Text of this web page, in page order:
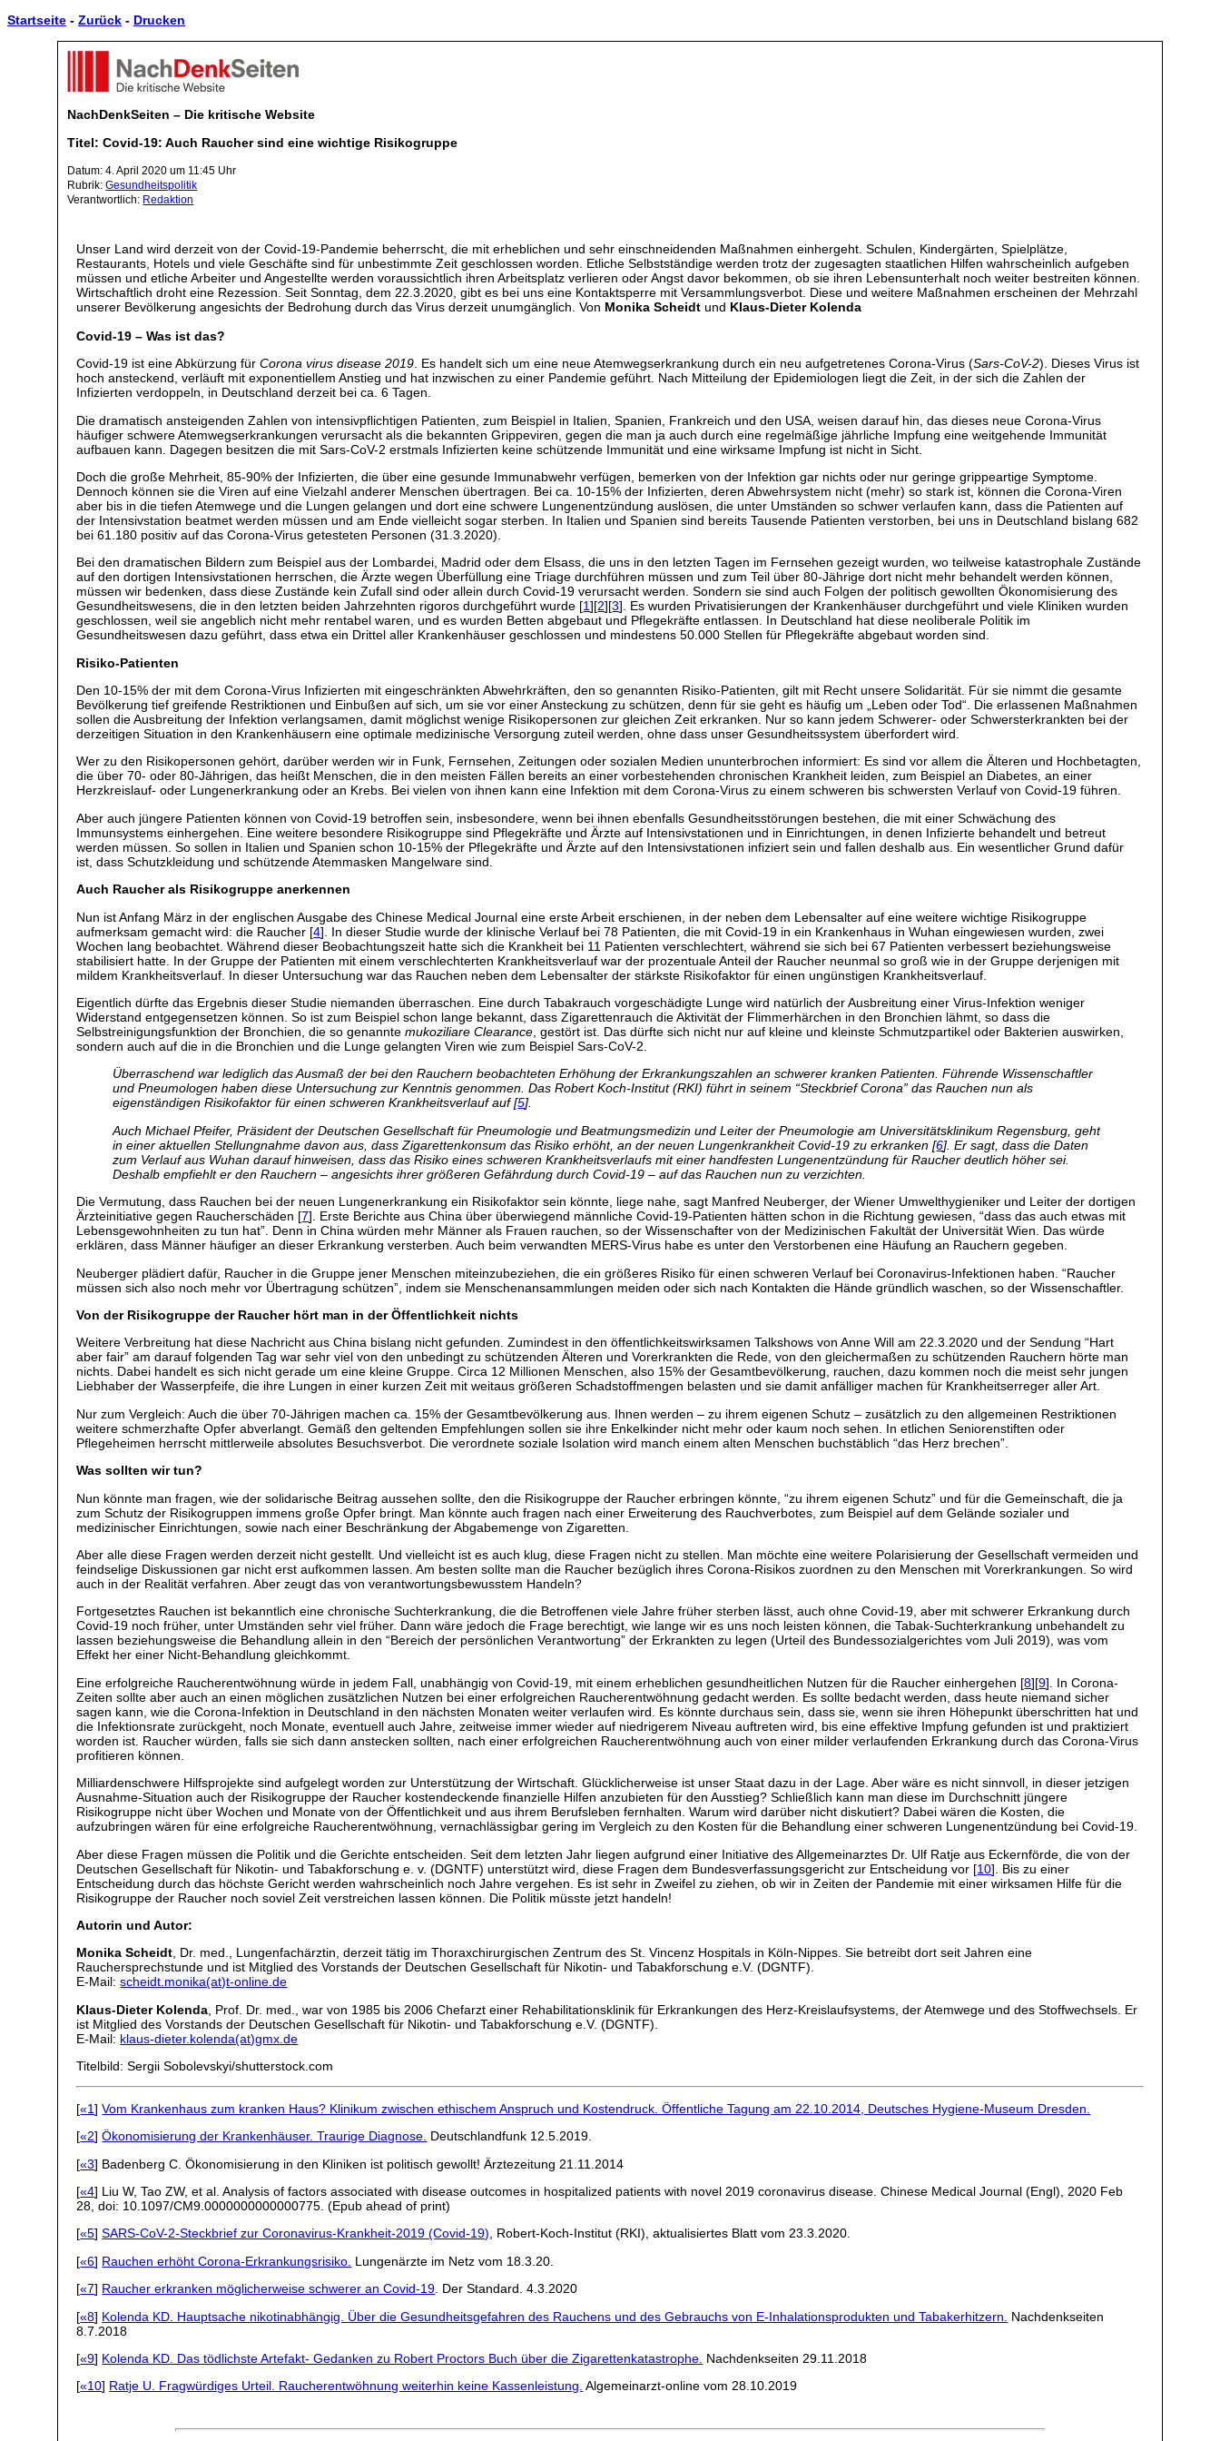
Startseite - Zurück - Drucken
NachDenkSeiten – Die kritische Website
Titel: Covid-19: Auch Raucher sind eine wichtige Risikogruppe
Datum: 4. April 2020 um 11:45 Uhr
Rubrik:Gesundheitspolitik
Verantwortlich: Redaktion
Unser Land wird derzeit von der Covid-19-Pandemie beherrscht, die mit erheblichen und sehr einschneidenden Maßnahmen einhergeht. Schulen, Kindergärten, Spielplätze,
Restaurants, Hotels und viele Geschäfte sind für unbestimmte Zeit geschlossen worden. Etliche Selbstständige werden trotz der zugesagten staatlichen Hilfen wahrscheinlich aufgeben
müssen und etliche Arbeiter und Angestellte werden voraussichtlich ihren Arbeitsplatz verlieren oder Angst davor bekommen, ob sie ihren Lebensunterhalt noch weiter bestreiten können.
Wirtschaftlich droht eine Rezession. Seit Sonntag, dem 22.3.2020, gibt es bei uns eine Kontaktsperre mit Versammlungsverbot. Diese und weitere Maßnahmen erscheinen der Mehrzahl
unserer Bevölkerung angesichts der Bedrohung durch das Virus derzeit unumgänglich. Von Monika Scheidt und Klaus-Dieter Kolenda
Covid-19 – Was ist das?
Covid-19 ist eine Abkürzung fürCorona virus disease 2019 . Es handelt sich um eine neue Atemwegserkrankung durch ein neu aufgetretenes Corona-Virus (Sars-CoV-2). Dieses Virus ist
hoch ansteckend, verläuft mit exponentiellem Anstieg und hat inzwischen zu einer Pandemie geführt. Nach Mitteilung der Epidemiologen liegt die Zeit, in der sich die Zahlen der
Infizierten verdoppeln, in Deutschland derzeit bei ca. 6 Tagen.
Die dramatisch ansteigenden Zahlen von intensivpflichtigen Patienten, zum Beispiel in Italien, Spanien, Frankreich und den USA, weisen darauf hin, das dieses neue Corona-Virus
häufiger schwere Atemwegserkrankungen verursacht als die bekannten Grippeviren, gegen die man ja auch durch eine regelmäßige jährliche Impfung eine weitgehende Immunität
aufbauen kann. Dagegen besitzen die mit Sars-CoV-2 erstmals Infizierten keine schützende Immunität und eine wirksame Impfung ist nicht in Sicht.
Doch die große Mehrheit, 85-90% der Infizierten, die über eine gesunde Immunabwehr verfügen, bemerken von der Infektion gar nichts oder nur geringe grippeartige Symptome.
Dennoch können sie die Viren auf eine Vielzahl anderer Menschen übertragen. Bei ca. 10-15% der Infizierten, deren Abwehrsystem nicht (mehr) so stark ist, können die Corona-Viren
aber bis in die tiefen Atemwege und die Lungen gelangen und dort eine schwere Lungenentzündung auslösen, die unter Umständen so schwer verlaufen kann, dass die Patienten auf
der Intensivstation beatmet werden müssen und am Ende vielleicht sogar sterben. In Italien und Spanien sind bereits Tausende Patienten verstorben, bei uns in Deutschland bislang 682
bei 61.180 positiv auf das Corona-Virus getesteten Personen (31.3.2020).
Bei den dramatischen Bildern zum Beispiel aus der Lombardei, Madrid oder dem Elsass, die uns in den letzten Tagen im Fernsehen gezeigt wurden, wo teilweise katastrophale Zustände
auf den dortigen Intensivstationen herrschen, die Ärzte wegen Überfüllung eine Triage durchführen müssen und zum Teil über 80-Jährige dort nicht mehr behandelt werden können,
müssen wir bedenken, dass diese Zustände kein Zufall sind oder allein durch Covid-19 verursacht werden. Sondern sie sind auch Folgen der politisch gewollten Ökonomisierung des
Gesundheitswesens, die in den letzten beiden Jahrzehnten rigoros durchgeführt wurde [1][2][3]. Es wurden Privatisierungen der Krankenhäuser durchgeführt und viele Kliniken wurden
geschlossen, weil sie angeblich nicht mehr rentabel waren, und es wurden Betten abgebaut und Pflegekräfte entlassen. In Deutschland hat diese neoliberale Politik im
Gesundheitswesen dazu geführt, dass etwa ein Drittel aller Krankenhäuser geschlossen und mindestens 50.000 Stellen für Pflegekräfte abgebaut worden sind.
Risiko-Patienten
Den 10-15% der mit dem Corona-Virus Infizierten mit eingeschränkten Abwehrkräften, den so genannten Risiko-Patienten, gilt mit Recht unsere Solidarität. Für sie nimmt die gesamte
Bevölkerung tief greifende Restriktionen und Einbußen auf sich, um sie vor einer Ansteckung zu schützen, denn für sie geht es häufig um „Leben oder Tod“. Die erlassenen Maßnahmen
sollen die Ausbreitung der Infektion verlangsamen, damit möglichst wenige Risikopersonen zur gleichen Zeit erkranken. Nur so kann jedem Schwerer- oder Schwersterkrankten bei der
derzeitigen Situation in den Krankenhäusern eine optimale medizinische Versorgung zuteil werden, ohne dass unser Gesundheitssystem überfordert wird.
Wer zu den Risikopersonen gehört, darüber werden wir in Funk, Fernsehen, Zeitungen oder sozialen Medien ununterbrochen informiert: Es sind vor allem die Älteren und Hochbetagten,
die über 70- oder 80-Jährigen, das heißt Menschen, die in den meisten Fällen bereits an einer vorbestehenden chronischen Krankheit leiden, zum Beispiel an Diabetes, an einer
Herzkreislauf- oder Lungenerkrankung oder an Krebs. Bei vielen von ihnen kann eine Infektion mit dem Corona-Virus zu einem schweren bis schwersten Verlauf von Covid-19 führen.
Aber auch jüngere Patienten können von Covid-19 betroffen sein, insbesondere, wenn bei ihnen ebenfalls Gesundheitsstörungen bestehen, die mit einer Schwächung des
Immunsystems einhergehen. Eine weitere besondere Risikogruppe sind Pflegekräfte und Ärzte auf Intensivstationen und in Einrichtungen, in denen Infizierte behandelt und betreut
werden müssen. So sollen in Italien und Spanien schon 10-15% der Pflegekräfte und Ärzte auf den Intensivstationen infiziert sein und fallen deshalb aus. Ein wesentlicher Grund dafür
ist, dass Schutzkleidung und schützende Atemmasken Mangelware sind.
Auch Raucher als Risikogruppe anerkennen
Nun ist Anfang März in der englischen Ausgabe des Chinese Medical Journal eine erste Arbeit erschienen, in der neben dem Lebensalter auf eine weitere wichtige Risikogruppe
aufmerksam gemacht wird: die Raucher [4]. In dieser Studie wurde der klinische Verlauf bei 78 Patienten, die mit Covid-19 in ein Krankenhaus in Wuhan eingewiesen wurden, zwei
Wochen lang beobachtet. Während dieser Beobachtungszeit hatte sich die Krankheit bei 11 Patienten verschlechtert, während sie sich bei 67 Patienten verbessert beziehungsweise
stabilisiert hatte. In der Gruppe der Patienten mit einem verschlechterten Krankheitsverlauf war der prozentuale Anteil der Raucher neunmal so groß wie in der Gruppe derjenigen mit
mildem Krankheitsverlauf. In dieser Untersuchung war das Rauchen neben dem Lebensalter der stärkste Risikofaktor für einen ungünstigen Krankheitsverlauf.
Eigentlich dürfte das Ergebnis dieser Studie niemanden überraschen. Eine durch Tabakrauch vorgeschädigte Lunge wird natürlich der Ausbreitung einer Virus-Infektion weniger
Widerstand entgegensetzen können. So ist zum Beispiel schon lange bekannt, dass Zigarettenrauch die Aktivität der Flimmerhärchen in den Bronchien lähmt, so dass die
Selbstreinigungsfunktion der Bronchien, die so genanntemukoziliare Clearance , gestört ist. Das dürfte sich nicht nur auf kleine und kleinste Schmutzpartikel oder Bakterien auswirken,
sondern auch auf die in die Bronchien und die Lunge gelangten Viren wie zum Beispiel Sars-CoV-2.
Überraschend war lediglich das Ausmaß der bei den Rauchern beobachteten Erhöhung der Erkrankungszahlen an schwerer kranken Patienten. Führende Wissenschaftler
und Pneumologen haben diese Untersuchung zur Kenntnis genommen. Das Robert Koch-Institut (RKI) führt in seinem “Steckbrief Corona” das Rauchen nun als
eigenständigen Risikofaktor für einen schweren Krankheitsverlauf auf [5].
Auch Michael Pfeifer, Präsident der Deutschen Gesellschaft für Pneumologie und Beatmungsmedizin und Leiter der Pneumologie am Universitätsklinikum Regensburg, geht
in einer aktuellen Stellungnahme davon aus, dass Zigarettenkonsum das Risiko erhöht, an der neuen Lungenkrankheit Covid-19 zu erkranken [6]. Er sagt, dass die Daten
zum Verlauf aus Wuhan darauf hinweisen, dass das Risiko eines schweren Krankheitsverlaufs mit einer handfesten Lungenentzündung für Raucher deutlich höher sei.
Deshalb empfiehlt er den Rauchern – angesichts ihrer größeren Gefährdung durch Covid-19 – auf das Rauchen nun zu verzichten.
Die Vermutung, dass Rauchen bei der neuen Lungenerkrankung ein Risikofaktor sein könnte, liege nahe, sagt Manfred Neuberger, der Wiener Umwelthygieniker und Leiter der dortigen
Ärzteinitiative gegen Raucherschäden [7]. Erste Berichte aus China über überwiegend männliche Covid-19-Patienten hätten schon in die Richtung gewiesen, “dass das auch etwas mit
Lebensgewohnheiten zu tun hat”. Denn in China würden mehr Männer als Frauen rauchen, so der Wissenschafter von der Medizinischen Fakultät der Universität Wien. Das würde
erklären, dass Männer häufiger an dieser Erkrankung versterben. Auch beim verwandten MERS-Virus habe es unter den Verstorbenen eine Häufung an Rauchern gegeben.
Neuberger plädiert dafür, Raucher in die Gruppe jener Menschen miteinzubeziehen, die ein größeres Risiko für einen schweren Verlauf bei Coronavirus-Infektionen haben. “Raucher
müssen sich also noch mehr vor Übertragung schützen”, indem sie Menschenansammlungen meiden oder sich nach Kontakten die Hände gründlich waschen, so der Wissenschaftler.
Von der Risikogruppe der Raucher hört man in der Öffentlichkeit nichts
Weitere Verbreitung hat diese Nachricht aus China bislang nicht gefunden. Zumindest in den öffentlichkeitswirksamen Talkshows von Anne Will am 22.3.2020 und der Sendung “Hart
aber fair” am darauf folgenden Tag war sehr viel von den unbedingt zu schützenden Älteren und Vorerkrankten die Rede, von den gleichermaßen zu schützenden Rauchern hörte man
nichts. Dabei handelt es sich nicht gerade um eine kleine Gruppe. Circa 12 Millionen Menschen, also 15% der Gesamtbevölkerung, rauchen, dazu kommen noch die meist sehr jungen
Liebhaber der Wasserpfeife, die ihre Lungen in einer kurzen Zeit mit weitaus größeren Schadstoffmengen belasten und sie damit anfälliger machen für Krankheitserreger aller Art.
Nur zum Vergleich: Auch die über 70-Jährigen machen ca. 15% der Gesamtbevölkerung aus. Ihnen werden – zu ihrem eigenen Schutz – zusätzlich zu den allgemeinen Restriktionen
weitere schmerzhafte Opfer abverlangt. Gemäß den geltenden Empfehlungen sollen sie ihre Enkelkinder nicht mehr oder kaum noch sehen. In etlichen Seniorenstiften oder
Pflegeheimen herrscht mittlerweile absolutes Besuchsverbot. Die verordnete soziale Isolation wird manch einem alten Menschen buchstäblich “das Herz brechen”.
Was sollten wir tun?
Nun könnte man fragen, wie der solidarische Beitrag aussehen sollte, den die Risikogruppe der Raucher erbringen könnte, “zu ihrem eigenen Schutz” und für die Gemeinschaft, die ja
zum Schutz der Risikogruppen immens große Opfer bringt. Man könnte auch fragen nach einer Erweiterung des Rauchverbotes, zum Beispiel auf dem Gelände sozialer und
medizinischer Einrichtungen, sowie nach einer Beschränkung der Abgabemenge von Zigaretten.
Aber alle diese Fragen werden derzeit nicht gestellt. Und vielleicht ist es auch klug, diese Fragen nicht zu stellen. Man möchte eine weitere Polarisierung der Gesellschaft vermeiden und
feindselige Diskussionen gar nicht erst aufkommen lassen. Am besten sollte man die Raucher bezüglich ihres Corona-Risikos zuordnen zu den Menschen mit Vorerkrankungen. So wird
auch in der Realität verfahren. Aber zeugt das von verantwortungsbewusstem Handeln?
Fortgesetztes Rauchen ist bekanntlich eine chronische Suchterkrankung, die die Betroffenen viele Jahre früher sterben lässt, auch ohne Covid-19, aber mit schwerer Erkrankung durch
Covid-19 noch früher, unter Umständen sehr viel früher. Dann wäre jedoch die Frage berechtigt, wie lange wir es uns noch leisten können, die Tabak-Suchterkrankung unbehandelt zu
lassen beziehungsweise die Behandlung allein in den “Bereich der persönlichen Verantwortung” der Erkrankten zu legen (Urteil des Bundessozialgerichtes vom Juli 2019), was vom
Effekt her einer Nicht-Behandlung gleichkommt.
Eine erfolgreiche Raucherentwöhnung würde in jedem Fall, unabhängig von Covid-19, mit einem erheblichen gesundheitlichen Nutzen für die Raucher einhergehen [8][9]. In Corona-
Zeiten sollte aber auch an einen möglichen zusätzlichen Nutzen bei einer erfolgreichen Raucherentwöhnung gedacht werden. Es sollte bedacht werden, dass heute niemand sicher
sagen kann, wie die Corona-Infektion in Deutschland in den nächsten Monaten weiter verlaufen wird. Es könnte durchaus sein, dass sie, wenn sie ihren Höhepunkt überschritten hat und
die Infektionsrate zurückgeht, noch Monate, eventuell auch Jahre, zeitweise immer wieder auf niedrigerem Niveau auftreten wird, bis eine effektive Impfung gefunden ist und praktiziert
worden ist. Raucher würden, falls sie sich dann anstecken sollten, nach einer erfolgreichen Raucherentwöhnung auch von einer milder verlaufenden Erkrankung durch das Corona-Virus
profitieren können.
Milliardenschwere Hilfsprojekte sind aufgelegt worden zur Unterstützung der Wirtschaft. Glücklicherweise ist unser Staat dazu in der Lage. Aber wäre es nicht sinnvoll, in dieser jetzigen
Ausnahme-Situation auch der Risikogruppe der Raucher kostendeckende finanzielle Hilfen anzubieten für den Ausstieg? Schließlich kann man diese im Durchschnitt jüngere
Risikogruppe nicht über Wochen und Monate von der Öffentlichkeit und aus ihrem Berufsleben fernhalten. Warum wird darüber nicht diskutiert? Dabei wären die Kosten, die
aufzubringen wären für eine erfolgreiche Raucherentwöhnung, vernachlässigbar gering im Vergleich zu den Kosten für die Behandlung einer schweren Lungenentzündung bei Covid-19.
Aber diese Fragen müssen die Politik und die Gerichte entscheiden. Seit dem letzten Jahr liegen aufgrund einer Initiative des Allgemeinarztes Dr. Ulf Ratje aus Eckernförde, die von der
Deutschen Gesellschaft für Nikotin- und Tabakforschung e. v. (DGNTF) unterstützt wird, diese Fragen dem Bundesverfassungsgericht zur Entscheidung vor [10]. Bis zu einer
Entscheidung durch das höchste Gericht werden wahrscheinlich noch Jahre vergehen. Es ist sehr in Zweifel zu ziehen, ob wir in Zeiten der Pandemie mit einer wirksamen Hilfe für die
Risikogruppe der Raucher noch soviel Zeit verstreichen lassen können. Die Politik müsste jetzt handeln!
Autorin und Autor:
Monika Scheidt, Dr. med., Lungenfachärztin, derzeit tätig im Thoraxchirurgischen Zentrum des St. Vincenz Hospitals in Köln-Nippes. Sie betreibt dort seit Jahren eine
Rauchersprechstunde und ist Mitglied des Vorstands der Deutschen Gesellschaft für Nikotin- und Tabakforschung e.V. (DGNTF).
E-Mail:scheidt.monika(at)t-online.de
Klaus-Dieter Kolenda , Prof. Dr. med., war von 1985 bis 2006 Chefarzt einer Rehabilitationsklinik für Erkrankungen des Herz-Kreislaufsystems, der Atemwege und des Stoffwechsels. Er
ist Mitglied des Vorstands der Deutschen Gesellschaft für Nikotin- und Tabakforschung e.V. (DGNTF).
E-Mail: klaus-dieter.kolenda(at)gmx.de
Titelbild: Sergii Sobolevskyi/shutterstock.com
[«1]Vom Krankenhaus zum kranken Haus? Klinikum zwischen ethischem Anspruch und Kostendruck. Öffentliche Tagung am 22.10.2014, Deutsches Hygiene-Museum Dresden.
[«2]Ökonomisierung der Krankenhäuser. Traurige Diagnose. Deutschlandfunk 12.5.2019.
[«3] Badenberg C. Ökonomisierung in den Kliniken ist politisch gewollt! Ärztezeitung 21.11.2014
[«4] Liu W, Tao ZW, et al. Analysis of factors associated with disease outcomes in hospitalized patients with novel 2019 coronavirus disease. Chinese Medical Journal (Engl), 2020 Feb
28, doi: 10.1097/CM9.0000000000000775. (Epub ahead of print)
[«5]SARS-CoV-2-Steckbrief zur Coronavirus-Krankheit-2019 (Covid-19), Robert-Koch-Institut (RKI), aktualisiertes Blatt vom 23.3.2020.
[«6] Rauchen erhöht Corona-Erkrankungsrisiko. Lungenärzte im Netz vom 18.3.20.
[«7] Raucher erkranken möglicherweise schwerer an Covid-19 . Der Standard. 4.3.2020
[«8] Kolenda KD. Hauptsache nikotinabhängig. Über die Gesundheitsgefahren des Rauchens und des Gebrauchs von E-Inhalationsprodukten und Tabakerhitzern.
Nachdenkseiten
8.7.2018
[«9] Kolenda KD. Das tödlichste Artefakt- Gedanken zu Robert Proctors Buch über die Zigarettenkatastrophe. Nachdenkseiten 29.11.2018
[«10] Ratje U. Fragwürdiges Urteil. Raucherentwöhnung weiterhin keine Kassenleistung. Algemeinarzt-online vom 28.10.2019